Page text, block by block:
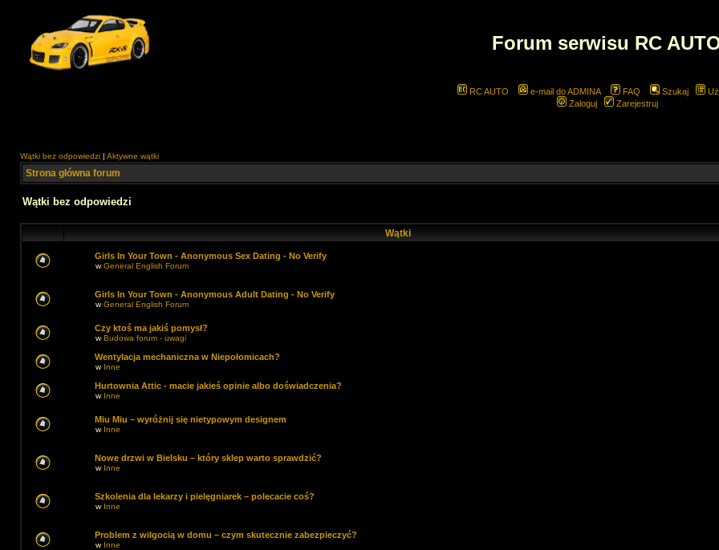
Forum serwisu RC
RC AUTO e-mail do ADMINA FAQ Szukaj
Zaloguj
Zarejestruj
Wątki bez odpowiedzi | Aktywne wątki
Strona główna forum
Wątki bez odpowiedzi
Wątki
Girls In Your Town - Anonymous Sex Dating - No Verify
wGeneral English Forum
Girls In Your Town - Anonymous Adult Dating - No Verify
wGeneral English Forum
Czy ktoś ma jakiś pomysł?
wBudowa forum - uwagi
Wentylacja mechaniczna w Niepołomicach?
w Inne
Hurtownia Attic - macie jakieś opinie albo doświadczenia?
w Inne
Miu Miu – wyróżnij się nietypowym designem
w Inne
Nowe drzwi w Bielsku – który sklep warto sprawdzić?
w Inne
Szkolenia dla lekarzy i pielęgniarek – polecacie coś?
w Inne
Problem z wilgocią w domu – czym skutecznie zabezpieczyć?
w Inne